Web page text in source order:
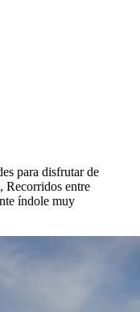
para disfrutar de
Recorridos entre
índole muy